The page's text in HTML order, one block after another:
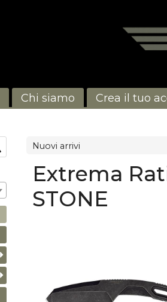
Chi siamo Crea il tuo
Nuovi arrivi
Extrema
STONE